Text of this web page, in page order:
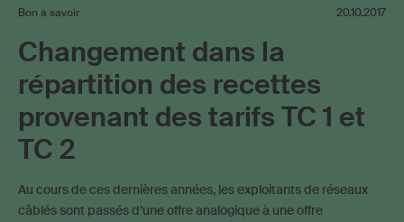
Bon à savoir 20.10.2017
Changement dans la
répartition des recettes
provenant des tarifs TC 1 et
TC 2
Au cours de ces dernières années, les exploitants de réseaux
câblés sont passés d’une offre analogique à une offre